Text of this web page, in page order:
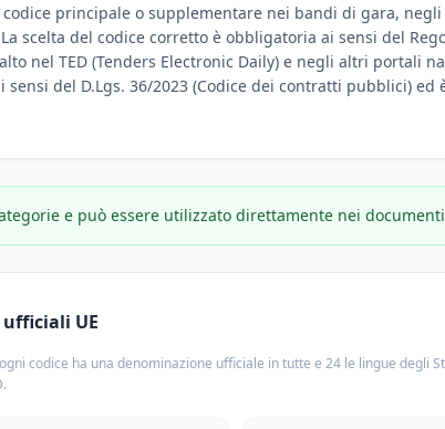
principale o supplementare nei bandi di gara,
scelta del codice corretto è obbligatoria ai sensi del
nel TED (Tenders Electronic Daily) e negli altri portali
del D.Lgs. 36/2023 (Codice dei contratti pubblici)
e può essere utilizzato direttamente nei
UE
codice ha una denominazione ufficiale in tutte e 24 le lingue degli